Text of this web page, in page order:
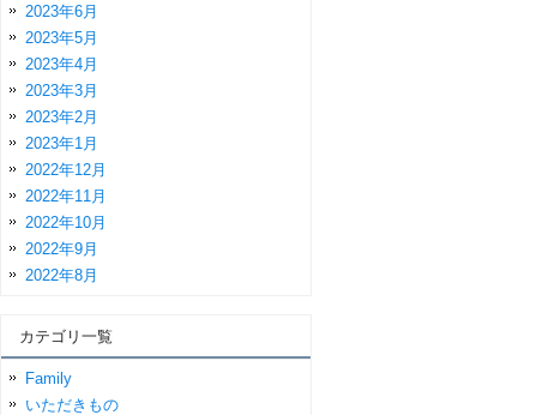
2023年6月
2023年5月
2023年4月
2023年3月
2023年2月
2023年1月
2022年12月
2022年11月
2022年10月
2022年9月
2022年8月
カテゴリ一覧
Family
いただきもの